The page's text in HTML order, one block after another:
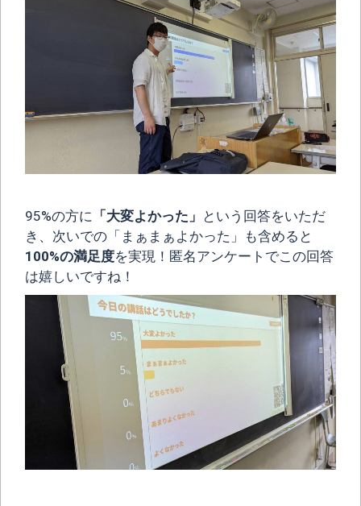
95%の方に 「大変よかった」 という回答をいただ
き、次いでの「まぁまぁよかった」も含めると
100%の満足度を実現！匿名アンケートでこの回答
は嬉しいですね！